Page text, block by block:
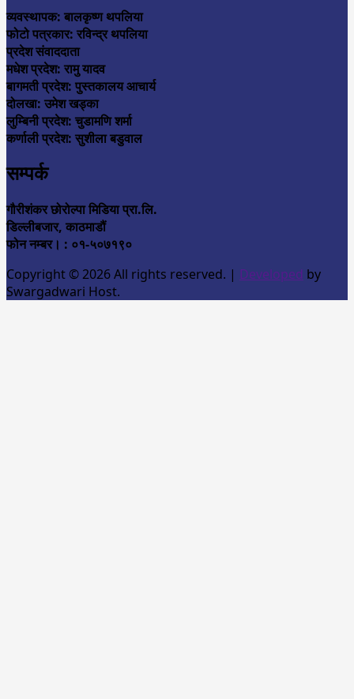
व्यवस्थापक: बालकृष्ण थपलिया
फोटो पत्रकार: रविन्द्र थपलिया
प्रदेश संवाददाता
मधेश प्रदेश: रामु यादव
बागमती प्रदेश: पुस्तकालय आचार्य
दोलखा: उमेश खड्का
लुम्बिनी प्रदेश: चुडामणि शर्मा
कर्णाली प्रदेश: सुशीला बडुवाल
सम्पर्क
गौरीशंकर छोरोल्पा मिडिया प्रा.लि.
डिल्लीबजार, काठमाडौं
फोन नम्बर। : ०१-५०७१९०
Copyright © 2026 All rights reserved. | Developed by
Swargadwari Host.